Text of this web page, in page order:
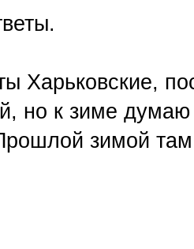
Харьковские,
но к зиме
зимой